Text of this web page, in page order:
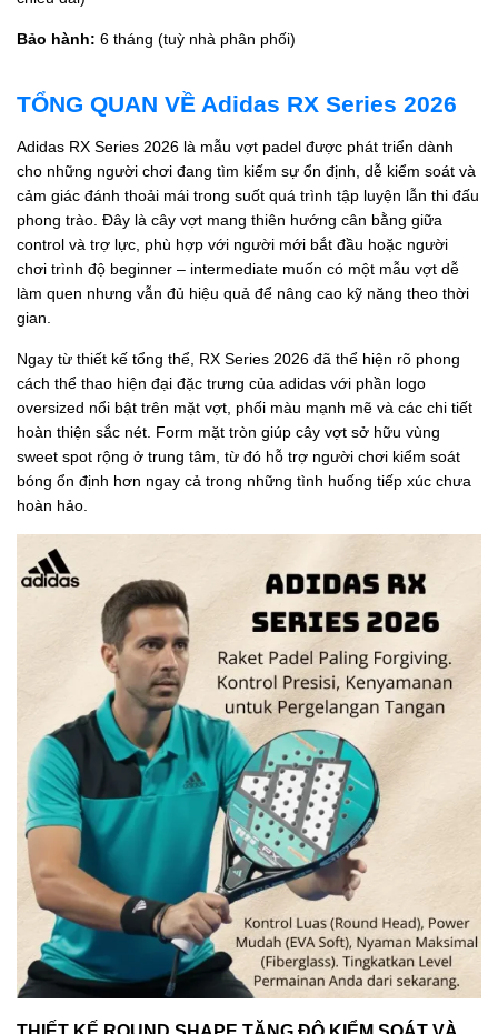
Bảo hành: 6 tháng (tuỳ nhà phân phối)
TỔNG QUAN VỀ Adidas RX Series 2026
Adidas RX Series 2026 là mẫu vợt padel được phát triển dành
cho những người chơi đang tìm kiếm sự ổn định, dễ kiểm soát và
cảm giác đánh thoải mái trong suốt quá trình tập luyện lẫn thi đấu
phong trào. Đây là cây vợt mang thiên hướng cân bằng giữa
control và trợ lực, phù hợp với người mới bắt đầu hoặc người
chơi trình độ beginner – intermediate muốn có một mẫu vợt dễ
làm quen nhưng vẫn đủ hiệu quả để nâng cao kỹ năng theo thời
gian.
Ngay từ thiết kế tổng thể, RX Series 2026 đã thể hiện rõ phong
cách thể thao hiện đại đặc trưng của adidas với phần logo
oversized nổi bật trên mặt vợt, phối màu mạnh mẽ và các chi tiết
hoàn thiện sắc nét. Form mặt tròn giúp cây vợt sở hữu vùng
sweet spot rộng ở trung tâm, từ đó hỗ trợ người chơi kiểm soát
bóng ổn định hơn ngay cả trong những tình huống tiếp xúc chưa
hoàn hảo.